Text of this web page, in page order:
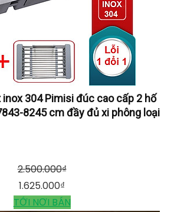
inox 304 Pimisi đúc cao cấp 2 hố
8245 cm đầy đủ xi phông loại
2.500.000₫
1.625.000₫
TỚI NƠI BÁN